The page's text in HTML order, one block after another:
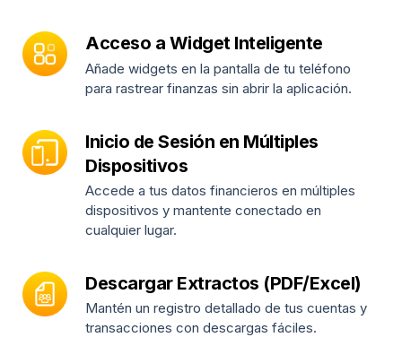
Acceso a Widget Inteligente
Añade widgets en la pantalla de tu teléfono
para rastrear finanzas sin abrir la aplicación.
Inicio de Sesión en Múltiples
Dispositivos
Accede a tus datos financieros en múltiples
dispositivos y mantente conectado en
cualquier lugar.
Descargar Extractos (PDF/Excel)
Mantén un registro detallado de tus cuentas y
transacciones con descargas fáciles.